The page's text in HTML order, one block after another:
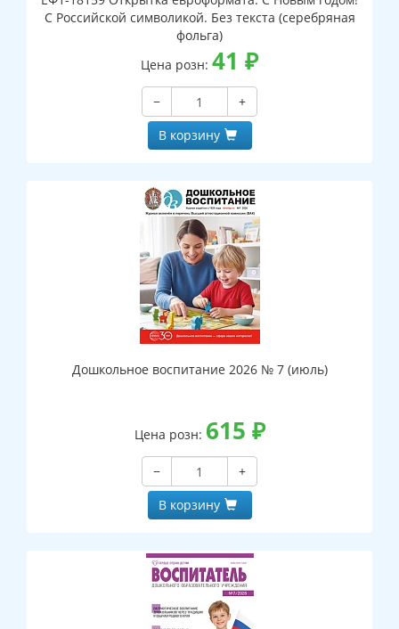
С Российской символикой. Без текста (серебряная
фольга)
Цена розн: 41 ₽
−
+
В корзину
Дошкольное воспитание 2026 № 7 (июль)
Цена розн: 615 ₽
−
+
В корзину